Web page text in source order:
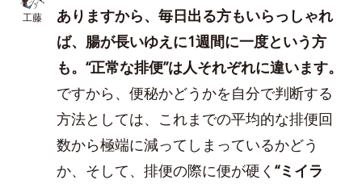
工藤
ありますから、毎日出る方もいらっしゃれ
ば、腸が長いゆえに1週間に一度という方
も。“正常な排便”は人それぞれに違います。
ですから、便秘かどうかを自分で判断する
方法としては、これまでの平均的な排便回
数から極端に減ってしまっているかどう
か、そして、排便の際に便が硬く “ミイラ